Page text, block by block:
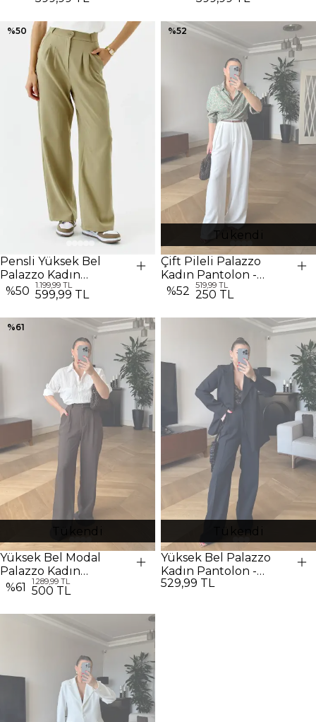
%50
Pensli Yüksek Bel
Palazzo Kadın
Pantolon - Açık Haki
%50 1.199,99 TL
599,99 TL
Tükendi
%52
Çift Pileli Palazzo
Kadın Pantolon -
Beyaz
%52 519,99 TL
250 TL
Tükendi
%61
Yüksek Bel Modal
Palazzo Kadın
Pantolon - Koyu
Kahverengi
%61 1.289,99 TL
500 TL
Tükendi
Yüksek Bel Palazzo
Kadın Pantolon -
SİYAH
529,99 TL